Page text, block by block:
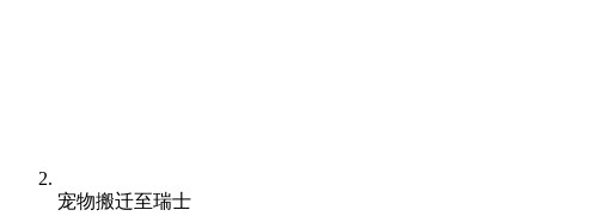
宠物搬迁至瑞士